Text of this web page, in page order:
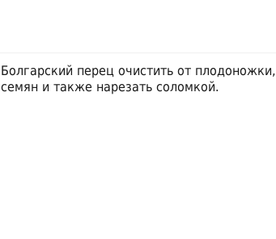
Болгарский перец очистить от плодоножки,
семян и также нарезать соломкой.